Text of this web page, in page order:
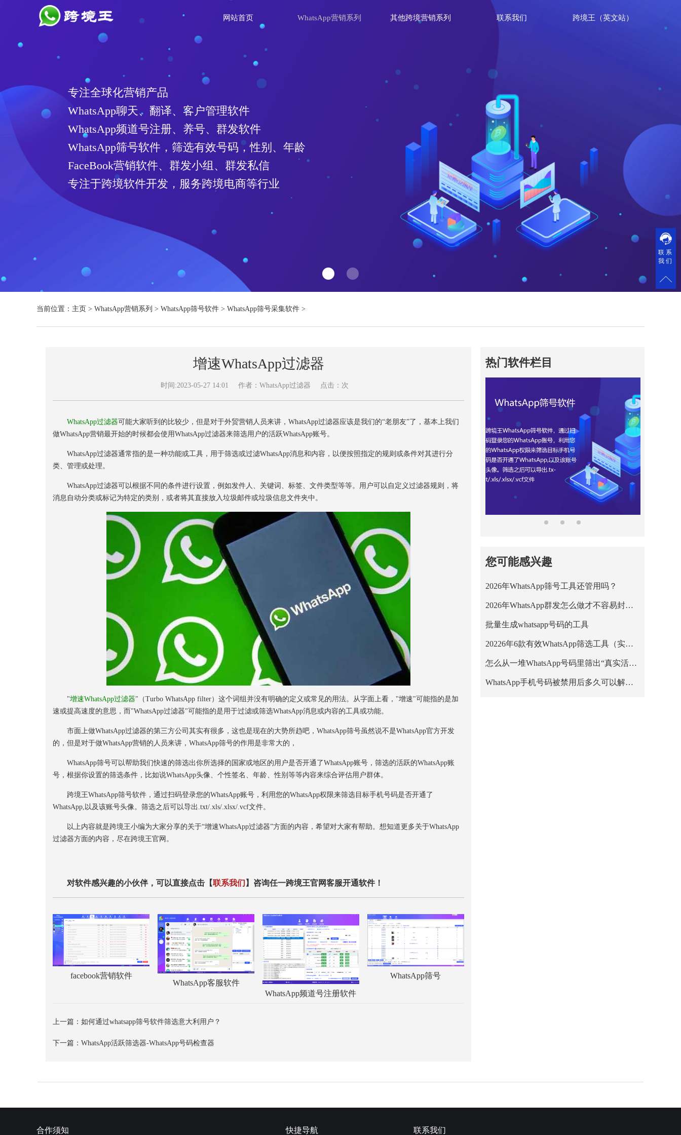
网站首页 WhatsApp营销系列 其他跨境营销系列 联系我们 跨境王（英文站）
专注全球化营销产品
WhatsApp聊天、翻译、客户管理软件
WhatsApp频道号注册、养号、群发软件
WhatsApp筛号软件，筛选有效号码，性别、年龄
FaceBook营销软件、群发小组、群发私信
专注于跨境软件开发，服务跨境电商等行业
当前位置： 主页 > WhatsApp营销系列 > WhatsApp筛号软件 > WhatsApp筛号采集软件 >
增速WhatsApp过滤器
时间:2023-05-27 14:01 作者：WhatsApp过滤器 点击： 次
WhatsApp过滤器可能大家听到的比较少，但是对于外贸营销人员来讲，WhatsApp过滤器应该是我们的“老朋友”了，基本上我们
做WhatsApp营销最开始的时候都会使用WhatsApp过滤器来筛选用户的活跃WhatsApp账号。
WhatsApp过滤器通常指的是一种功能或工具，用于筛选或过滤WhatsApp消息和内容，以便按照指定的规则或条件对其进行分
类、管理或处理。
WhatsApp过滤器可以根据不同的条件进行设置，例如发件人、关键词、标签、文件类型等等。用户可以自定义过滤器规则，将
消息自动分类或标记为特定的类别，或者将其直接放入垃圾邮件或垃圾信息文件夹中。
"增速WhatsApp过滤器"（Turbo WhatsApp filter）这个词组并没有明确的定义或常见的用法。从字面上看，"增速"可能指的是加
速或提高速度的意思，而"WhatsApp过滤器"可能指的是用于过滤或筛选WhatsApp消息或内容的工具或功能。
市面上做WhatsApp过滤器的第三方公司其实有很多，这也是现在的大势所趋吧，WhatsApp筛号虽然说不是WhatsApp官方开发
的，但是对于做WhatsApp营销的人员来讲，WhatsApp筛号的作用是非常大的，
WhatsApp筛号可以帮助我们快速的筛选出你所选择的国家或地区的用户是否开通了WhatsApp账号，筛选的活跃的WhatsApp账
号，根据你设置的筛选条件，比如说WhatsApp头像、个性签名、年龄、性别等等内容来综合评估用户群体。
跨境王WhatsApp筛号软件，通过扫码登录您的WhatsApp账号，利用您的WhatsApp权限来筛选目标手机号码是否开通了
WhatsApp,以及该账号头像。筛选之后可以导出.txt/.xls/.xlsx/.vcf文件。
以上内容就是跨境王小编为大家分享的关于“增速WhatsApp过滤器”方面的内容，希望对大家有帮助。想知道更多关于WhatsApp
过滤器方面的内容，尽在跨境王官网。
对软件感兴趣的小伙伴，可以直接点击【联系我们 】咨询任一跨境王官网客服开通软件！
facebook营销软件
WhatsApp客服软件
WhatsApp频道号注册软件
WhatsApp筛号
上一篇：如何通过whatsapp筛号软件筛选意大利用户？
下一篇：WhatsApp活跃筛选器-WhatsApp号码检查器
热门软件栏目
您可能感兴趣
2026年WhatsApp筛号工具还管用吗？
2026年WhatsApp群发怎么做才不容易封号？
批量生成whatsapp号码的工具
20226年6款有效WhatsApp筛选工具（实测+适用人群）
怎么从一堆WhatsApp号码里筛出“真实活跃用户”？
WhatsApp手机号码被禁用后多久可以解禁？
合作须知 快捷导航 联系我们
联系
我们